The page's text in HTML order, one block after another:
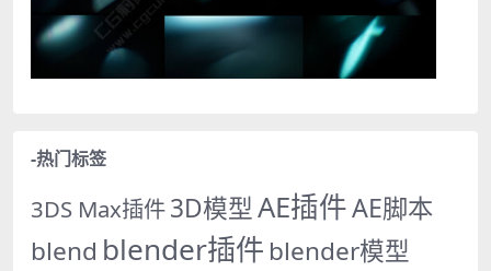
-热门标签
3DS Max插件3D模型AE插件AE脚本
blend blender插件 blender模型